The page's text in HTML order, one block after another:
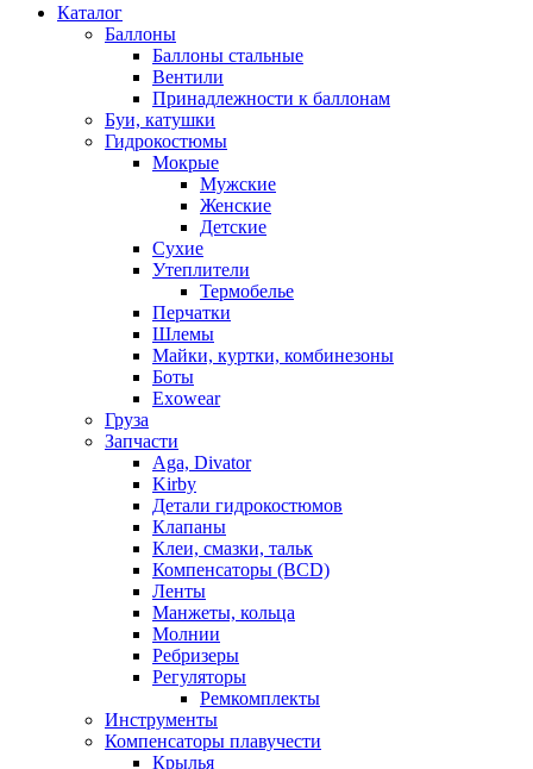
Каталог
Баллоны
Баллоны стальные
Вентили
Принадлежности к баллонам
Буи, катушки
Гидрокостюмы
Мокрые
Мужские
Женские
Детские
Сухие
Утеплители
Термобелье
Перчатки
Шлемы
Майки, куртки, комбинезоны
Боты
Exowear
Груза
Запчасти
Aga, Divator
Kirby
Детали гидрокостюмов
Клапаны
Клеи, смазки, тальк
Компенсаторы (BCD)
Ленты
Манжеты, кольца
Молнии
Ребризеры
Регуляторы
Ремкомплекты
Инструменты
Компенсаторы плавучести
Крылья